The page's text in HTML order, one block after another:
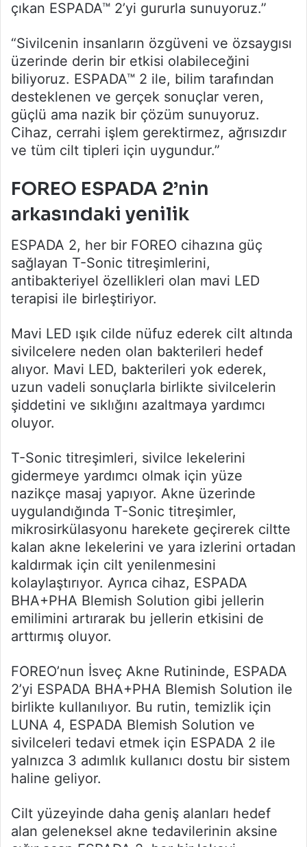
çıkan ESPADA™ 2’yi gururla sunuyoruz.”
“Sivilcenin insanların özgüveni ve özsaygısı
üzerinde derin bir etkisi olabileceğini
biliyoruz. ESPADA™ 2 ile, bilim tarafından
desteklenen ve gerçek sonuçlar veren,
güçlü ama nazik bir çözüm sunuyoruz.
Cihaz, cerrahi işlem gerektirmez, ağrısızdır
ve tüm cilt tipleri için uygundur.”
FOREO ESPADA 2’nin
arkasındaki yenilik
ESPADA 2, her bir FOREO cihazına güç
sağlayan T-Sonic titreşimlerini,
antibakteriyel özellikleri olan mavi LED
terapisi ile birleştiriyor.
Mavi LED ışık cilde nüfuz ederek cilt altında
sivilcelere neden olan bakterileri hedef
alıyor. Mavi LED, bakterileri yok ederek,
uzun vadeli sonuçlarla birlikte sivilcelerin
şiddetini ve sıklığını azaltmaya yardımcı
oluyor.
T-Sonic titreşimleri, sivilce lekelerini
gidermeye yardımcı olmak için yüze
nazikçe masaj yapıyor. Akne üzerinde
uygulandığında T-Sonic titreşimler,
mikrosirkülasyonu harekete geçirerek ciltte
kalan akne lekelerini ve yara izlerini ortadan
kaldırmak için cilt yenilenmesini
kolaylaştırıyor. Ayrıca cihaz, ESPADA
BHA+PHA Blemish Solution gibi jellerin
emilimini artırarak bu jellerin etkisini de
arttırmış oluyor.
FOREO’nun İsveç Akne Rutininde, ESPADA
2’yi ESPADA BHA+PHA Blemish Solution ile
birlikte kullanılıyor. Bu rutin, temizlik için
LUNA 4, ESPADA Blemish Solution ve
sivilceleri tedavi etmek için ESPADA 2 ile
yalnızca 3 adımlık kullanıcı dostu bir sistem
haline geliyor.
Cilt yüzeyinde daha geniş alanları hedef
alan geleneksel akne tedavilerinin aksine